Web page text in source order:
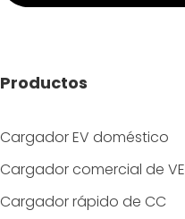
Productos
Cargador EV doméstico
Cargador comercial de VE
Cargador rápido de CC